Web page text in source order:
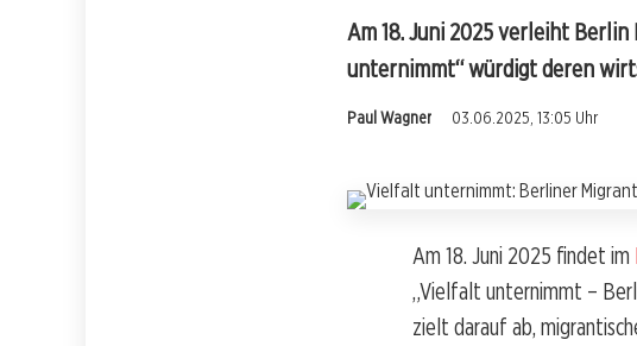
Am 18. Juni 2025 verleiht
unternimmt“ würdigt deren
Paul Wagner 03.06.2025, 13:05 Uhr
Am 18. Juni 2025 findet im
„Vielfalt unternimmt –
zielt darauf ab,